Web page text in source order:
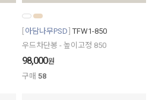
아담나무PSD TFW1-850
우드차단봉 - 높이고정 850
98,000원
구매 58